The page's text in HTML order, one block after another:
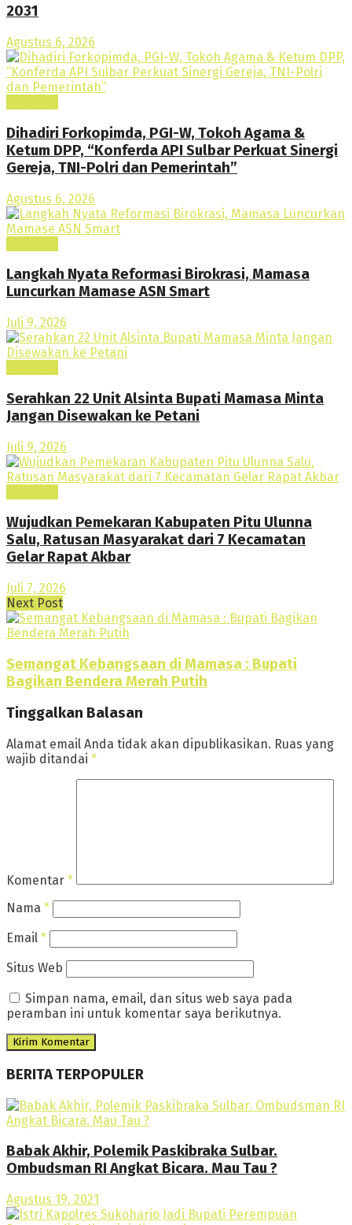
2031
Agustus 6, 2026
Dihadiri Forkopimda, PGI-W, Tokoh Agama &
Ketum DPP, “Konferda API Sulbar Perkuat Sinergi
Gereja, TNI-Polri dan Pemerintah”
Agustus 6, 2026
Langkah Nyata Reformasi Birokrasi, Mamasa
Luncurkan Mamase ASN Smart
Juli 9, 2026
Serahkan 22 Unit Alsinta Bupati Mamasa Minta
Jangan Disewakan ke Petani
Juli 9, 2026
Wujudkan Pemekaran Kabupaten Pitu Ulunna
Salu, Ratusan Masyarakat dari 7 Kecamatan
Gelar Rapat Akbar
Juli 7, 2026
Next Post
Semangat Kebangsaan di Mamasa : Bupati
Bagikan Bendera Merah Putih
Tinggalkan Balasan
Alamat email Anda tidak akan dipublikasikan. Ruas yang
wajib ditandai *
Komentar *
Nama *
Email *
Situs Web
Simpan nama, email, dan situs web saya pada
peramban ini untuk komentar saya berikutnya.
BERITA TERPOPULER
Babak Akhir, Polemik Paskibraka Sulbar.
Ombudsman RI Angkat Bicara. Mau Tau ?
Agustus 19, 2021